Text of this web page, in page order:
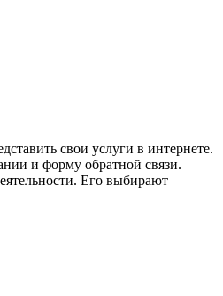
свои услуги в интернете.
и форму обратной связи.
Его выбирают